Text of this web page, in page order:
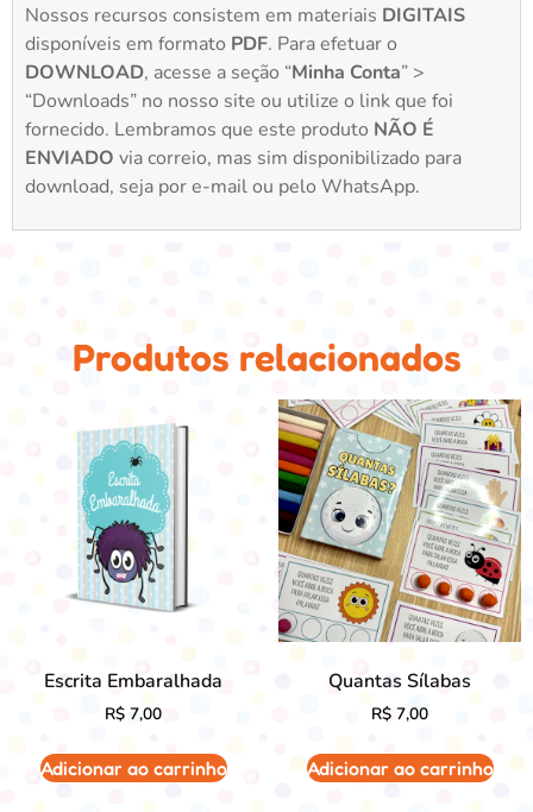
Nossos recursos consistem em materiais DIGITAIS
disponíveis em formato PDF. Para efetuar o
DOWNLOAD, acesse a seção “Minha Conta” >
“Downloads” no nosso site ou utilize o link que foi
fornecido. Lembramos que este produto NÃO É
ENVIADO via correio, mas sim disponibilizado para
download, seja por e-mail ou pelo WhatsApp.
Produtos relacionados
Escrita Embaralhada
R$ 7,00
Adicionar ao carrinho
Quantas Sílabas
R$ 7,00
Adicionar ao carrinho